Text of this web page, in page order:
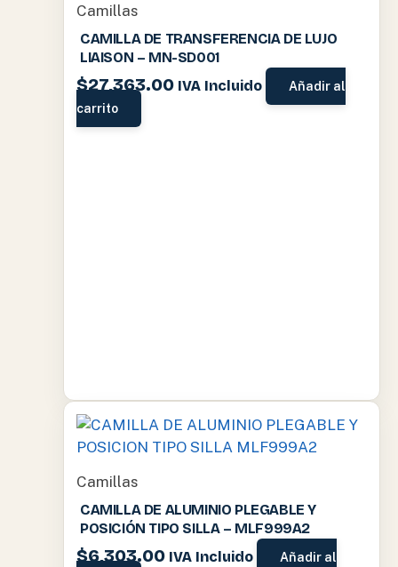
Camillas
CAMILLA DE TRANSFERENCIA DE LUJO
LIAISON – MN-SD001
$27,363.00 IVA Incluido
Añadir al
carrito
Camillas
CAMILLA DE ALUMINIO PLEGABLE Y
POSICIÓN TIPO SILLA – MLF999A2
$6,303.00 IVA Incluido
Añadir al